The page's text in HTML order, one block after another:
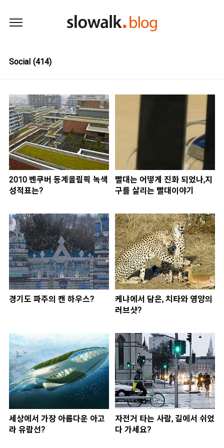
Social (414)
2010 벤쿠버 동계올림픽 녹색
성적표는?
빨대는 어떻게 진화 되었나,지
구를 살리는 빨대이야기
경기도 파주의 캔 하우스?
케냐에서 담은, 치타와 영양의
러브샷?
세상에서 가장 아름다운 아고
라 유람선?
자전거 타는 사람, 길에서 쉬었
다 가세요?